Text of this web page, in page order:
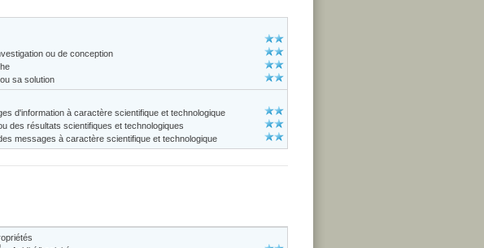
ou de conception
sa solution
d'information à caractère scientifique et technologique
des résultats scientifiques et technologiques
messages à caractère scientifique et technologique